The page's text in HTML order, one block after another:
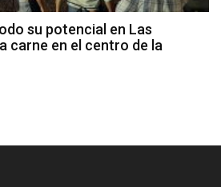
su potencial en Las
carne en el centro de la